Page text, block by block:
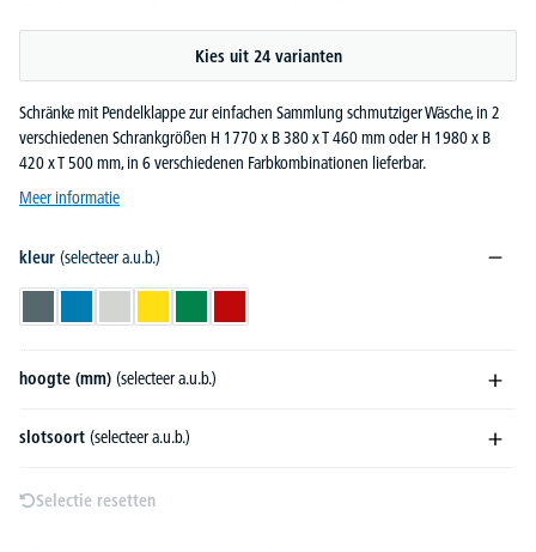
Kies uit 24 varianten
Schränke mit Pendelklappe zur einfachen Sammlung schmutziger Wäsche, in 2
verschiedenen Schrankgrößen H 1770 x B 380 x T 460 mm oder H 1980 x B
420 x T 500 mm, in 6 verschiedenen Farbkombinationen lieferbar.
Meer informatie
kleur (selecteer a.u.b.)
hoogte (mm) (selecteer a.u.b.)
slotsoort (selecteer a.u.b.)
Selectie resetten